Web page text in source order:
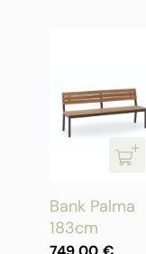
Bank Palma
183cm